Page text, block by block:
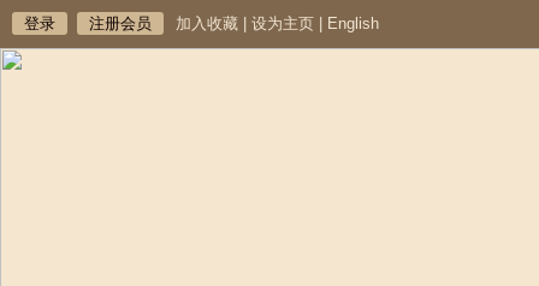
登录 注册会员 加入收藏 设为主页 English